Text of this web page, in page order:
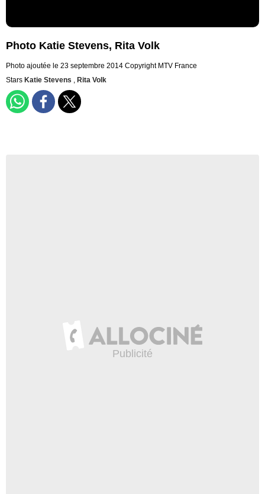
Photo Katie Stevens, Rita Volk
Photo ajoutée le 23 septembre 2014 Copyright MTV France
Stars Katie Stevens , Rita Volk